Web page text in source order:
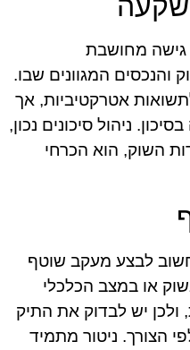
40 מצריכה גישה מחושבת
והנכסים המגוונים שבו.
אטרקטיביות, אך
ניהול סיכונים נכון,
השוק, הוא הכרחי
לבצע מעקב שוטף
או במצב הכלכלי
יש לבדוק את התיק
הצורך. ניטור מתמיד